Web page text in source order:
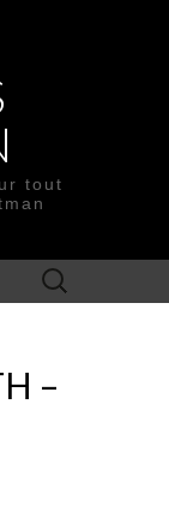
tout
Rechercher :
–